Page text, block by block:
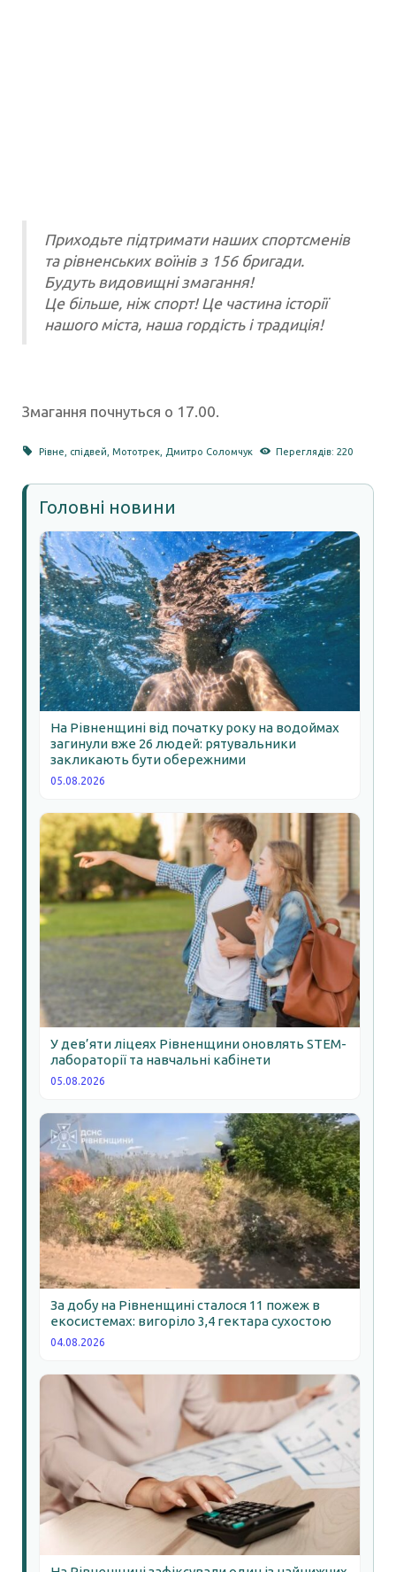
Приходьте підтримати наших спортсменів
та рівненських воїнів з 156 бригади.
Будуть видовищні змагання!
Це більше, ніж спорт! Це частина історії
нашого міста, наша гордість і традиція!
Змагання почнуться о 17.00.
Рівне спідвей ,Мототрек Дмитро Соломчук Переглядів: 220
Головні новини
На Рівненщині від початку року на водоймах
загинули вже 26 людей: рятувальники
закликають бути обережними
05.08.2026
У дев’яти ліцеях Рівненщини оновлять STEM-
лабораторії та навчальні кабінети
05.08.2026
За добу на Рівненщині сталося 11 пожеж в
екосистемах: вигоріло 3,4 гектара сухостою
04.08.2026